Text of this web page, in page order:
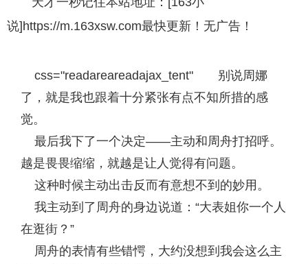
说]https://m.163xsw.com最快更新！无广告！
css="readareareadajax_tent" 别说周娜
了，就是我也跟着十分紧张有点不知所措的感
觉。
最后我下了一个决定——主动和周舟打招呼。
越是畏畏缩缩，就越是让人觉得有问题。
这种时候主动出击反而有意想不到的妙用。
我主动到了周舟的身边说道：“大表姐你一个人
在逛街？”
周舟的表情有些错愕，大约没想到我会这么主